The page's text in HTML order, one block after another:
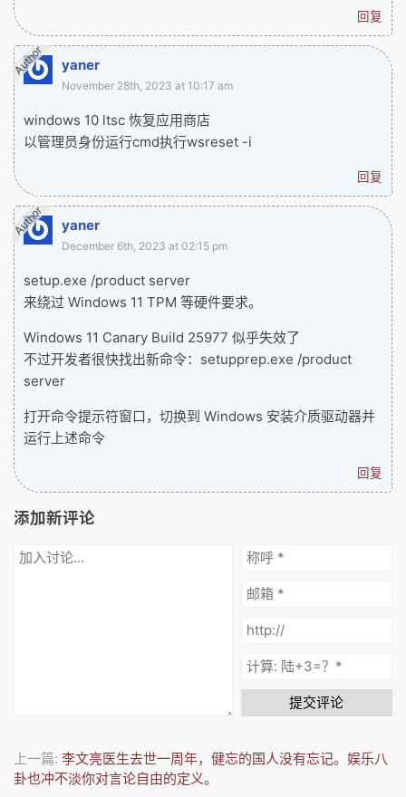
回复
yaner
Author
November 28th, 2023 at 10:17 am
windows 10 ltsc 恢复应用商店
以管理员身份运行cmd执行wsreset -i
回复
yaner
Author
December 6th, 2023 at 02:15 pm
setup.exe /product server
来绕过 Windows 11 TPM 等硬件要求。
Windows 11 Canary Build 25977 似乎失效了
不过开发者很快找出新命令：setupprep.exe /product
server
打开命令提示符窗口，切换到 Windows 安装介质驱动器并
运行上述命令
回复
添加新评论
提交评论
上一篇: 李文亮医生去世一周年，健忘的国人没有忘记。娱乐八
卦也冲不淡你对言论自由的定义。